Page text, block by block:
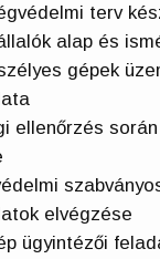
terv
alap és
gépek
ellenőrzés
elvégzése
ügyintézői